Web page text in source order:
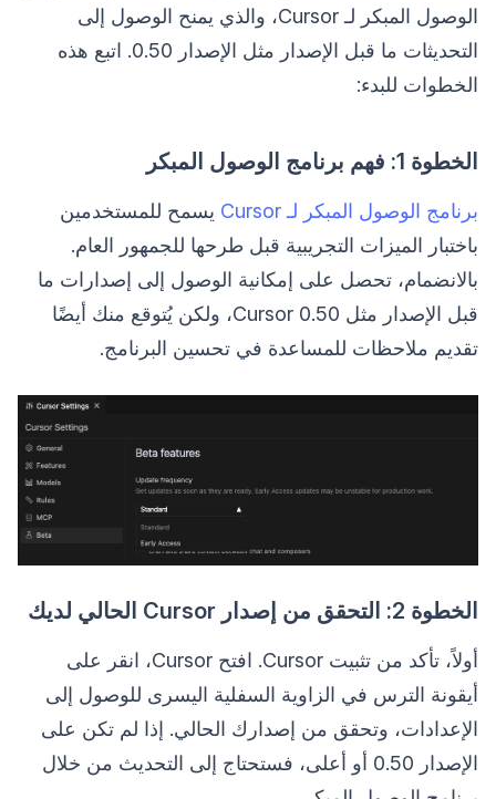
الوصول المبكر لـ Cursor، والذي يمنح الوصول إلى
التحديثات ما قبل الإصدار مثل الإصدار 0.50. اتبع هذه
الخطوات للبدء:
الخطوة 1: فهم برنامج الوصول المبكر
برنامج الوصول المبكر لـ Cursor
يسمح للمستخدمين
باختبار الميزات التجريبية قبل طرحها للجمهور العام.
بالانضمام، تحصل على إمكانية الوصول إلى إصدارات ما
قبل الإصدار مثل Cursor 0.50، ولكن يُتوقع منك أيضًا
تقديم ملاحظات للمساعدة في تحسين البرنامج.
الخطوة 2: التحقق من إصدار Cursor الحالي لديك
أولاً، تأكد من تثبيت Cursor. افتح Cursor، انقر على
أيقونة الترس في الزاوية السفلية اليسرى للوصول إلى
الإعدادات، وتحقق من إصدارك الحالي. إذا لم تكن على
الإصدار 0.50 أو أعلى، فستحتاج إلى التحديث من خلال